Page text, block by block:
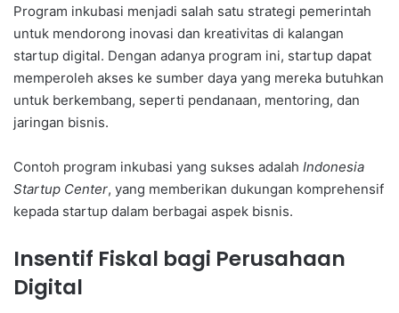
Program inkubasi menjadi salah satu strategi pemerintah
untuk mendorong inovasi dan kreativitas di kalangan
startup digital. Dengan adanya program ini, startup dapat
memperoleh akses ke sumber daya yang mereka butuhkan
untuk berkembang, seperti pendanaan, mentoring, dan
jaringan bisnis.
Contoh program inkubasi yang sukses adalah Indonesia
Startup Center, yang memberikan dukungan komprehensif
kepada startup dalam berbagai aspek bisnis.
Insentif Fiskal bagi Perusahaan
Digital